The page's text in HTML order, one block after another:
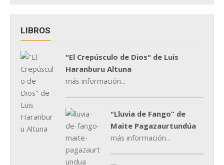
LIBROS
"El Crepúsculo de Dios" de Luis
Haranburu Altuna
más información...
"Lluvia de Fango” de
Maite Pagazaurtundúa
más información...